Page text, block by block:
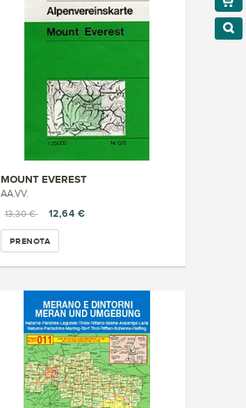
MOUNT EVEREST
AA.VV.
13,30 €
12,64 €
PRENOTA